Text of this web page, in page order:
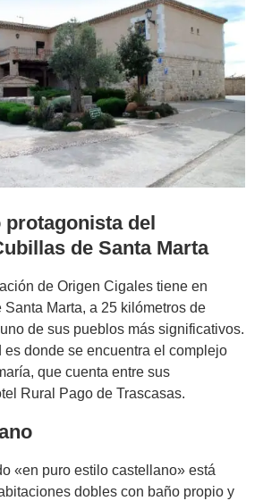
del
de Santa Marta
de Origen Cigales tiene en
Marta, a 25 kilómetros de
de sus pueblos más significativos.
donde se encuentra el complejo
que cuenta entre sus
Rural Pago de Trascasas.
«en puro estilo castellano» está
dobles con baño propio y